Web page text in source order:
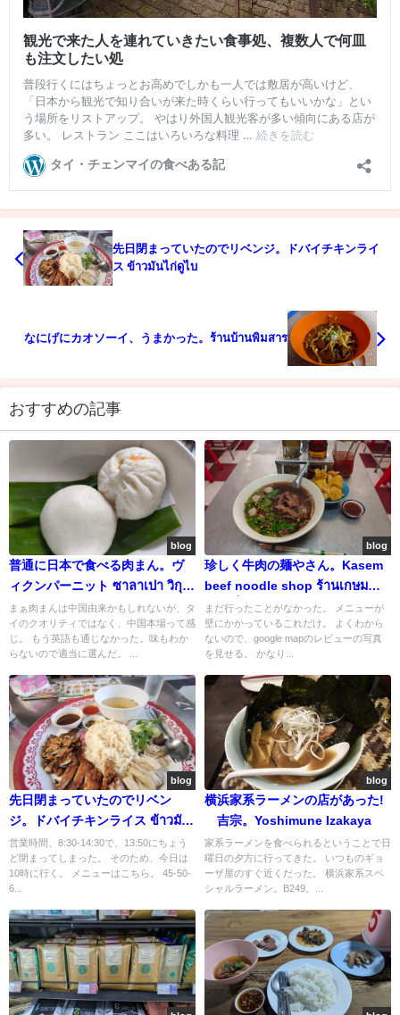
先日閉まっていたのでリベンジ。ドバイチキンライ
ス ข้าวมันไก่ดูไบ
なにげにカオソーイ、うまかった。ร้านบ้านพิมสาร
おすすめの記事
blog
普通に日本で食べる肉まん。ヴ
ィクンパーニット ซาลาเปา วิกุล
พานิช
まぁ肉まんは中国由来かもしれないが、タ
イのクオリティではなく、中国本場って感
じ。 もう英語も通じなかった。味もわか
らないので適当に選んだ。 ...
blog
珍しく牛肉の麺やさん。Kasem
beef noodle shop ร้านเกษม
ก๋วยเตี๋ยวเนื้อ
まだ行ったことがなかった。 メニューが
壁にかかっているこれだけ。 よくわから
ないので、google mapのレビューの写真
を見せる。 かなり...
blog
先日閉まっていたのでリベン
ジ。ドバイチキンライス ข้าวมัน
ไก่ดูไบ
営業時間、8:30-14:30で、13:50にちょう
ど閉まってしまった。 そのため、今日は
10時に行く。 メニューはこちら。 45-50-
6...
blog
横浜家系ラーメンの店があった!
吉宗。Yoshimune Izakaya
家系ラーメンを食べられるということで日
曜日の夕方に行ってきた。 いつものギョ
ーザ屋のすぐ近くだった。 横浜家系スペ
シャルラーメン。B249。...